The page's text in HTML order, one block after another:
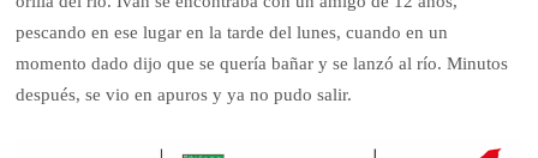
pescando en ese lugar en la tarde del lunes, cuando en un
momento dado dijo que se quería bañar y se lanzó al río. Minutos
después, se vio en apuros y ya no pudo salir.